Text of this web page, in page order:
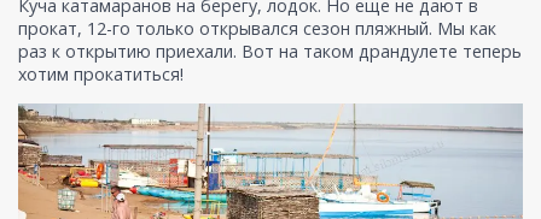
Куча катамаранов на берегу, лодок. Но еще не дают в
прокат, 12-го только открывался сезон пляжный. Мы как
раз к открытию приехали. Вот на таком драндулете теперь
хотим прокатиться!